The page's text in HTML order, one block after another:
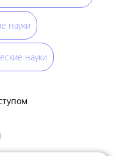
науки
науки